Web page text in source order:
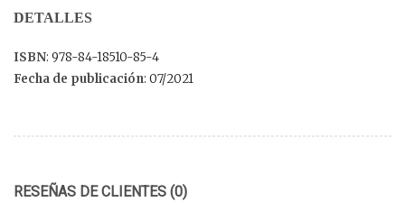
DETALLES
ISBN: 978-84-18510-85-4
Fecha de publicación: 07/2021
RESEÑAS DE CLIENTES (0)